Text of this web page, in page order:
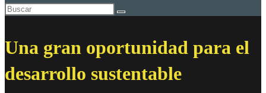
Una gran oportunidad para el
desarrollo sustentable